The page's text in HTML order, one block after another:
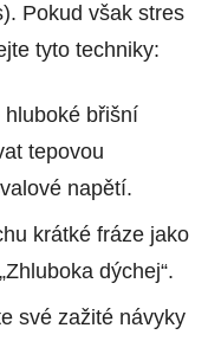
Pokud však stres
tyto techniky:
hluboké břišní
tepovou
napětí.
krátké fráze jako
dýchej“.
své zažité návyky